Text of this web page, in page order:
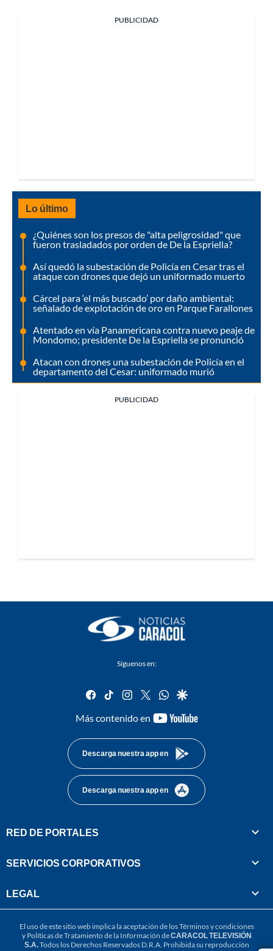
PUBLICIDAD
Lo último
¿Quiénes son los presos de "alta peligrosidad" que
fueron trasladados por orden de De la Espriella?
Así quedó la subestación de Policía en Cesar tras el
ataque con drones que dejó un uniformado muerto
Cárcel para ‘el más buscado’ por daño ambiental:
señalado de explotación de oro en Parque Farallones
Atentado en vía Panamericana contra nuevo peaje de
Mondomo; presidente De la Espriella se pronunció
Atacan con drones una subestación de Policía en el
departamento del Cesar: uniformado murió
PUBLICIDAD
Síguenos en:
facebook
tiktok instagram
twitterwhatsapp
google
Más contenido en
youtube-
Descarga nuestra app en
Descarga nuestra app en
RED DE PORTALES
SERVICIOS CORPORATIVOS
LEGAL
El uso de este sitio web implica la aceptación de losTérminos y condiciones
y Políticas de Tratamiento de la Información deCARACOL TELEVISIÓN
S.A.Todos los Derechos Reservados D.R.A. Prohibida su reproducción